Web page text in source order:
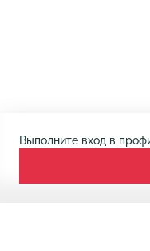
Выполните вход в